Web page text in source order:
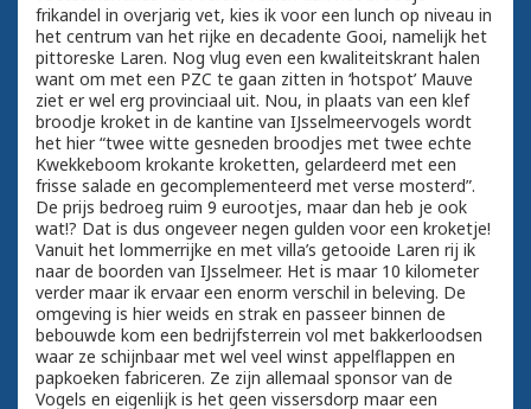
frikandel in overjarig vet, kies ik voor een lunch op niveau in
het centrum van het rijke en decadente Gooi, namelijk het
pittoreske Laren. Nog vlug even een kwaliteitskrant halen
want om met een PZC te gaan zitten in ‘hotspot’ Mauve
ziet er wel erg provinciaal uit. Nou, in plaats van een klef
broodje kroket in de kantine van IJsselmeervogels wordt
het hier “twee witte gesneden broodjes met twee echte
Kwekkeboom krokante kroketten, gelardeerd met een
frisse salade en gecomplementeerd met verse mosterd”.
De prijs bedroeg ruim 9 eurootjes, maar dan heb je ook
wat!? Dat is dus ongeveer negen gulden voor een kroketje!
Vanuit het lommerrijke en met villa’s getooide Laren rij ik
naar de boorden van IJsselmeer. Het is maar 10 kilometer
verder maar ik ervaar een enorm verschil in beleving. De
omgeving is hier weids en strak en passeer binnen de
bebouwde kom een bedrijfsterrein vol met bakkerloodsen
waar ze schijnbaar met wel veel winst appelflappen en
papkoeken fabriceren. Ze zijn allemaal sponsor van de
Vogels en eigenlijk is het geen vissersdorp maar een